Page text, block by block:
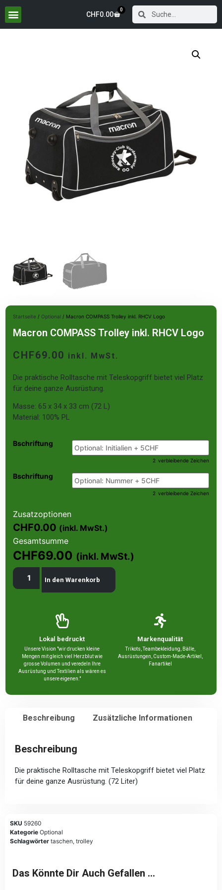
CHF0.00
0
Startseite / Optional / Macron COMPASS Trolley inkl. RHCV Logo
Macron COMPASS Trolley inkl. RHCV Logo
CHF69.00 inkl. MwSt.
Die praktische Rolltasche mit Teleskopgriff bietet viel Platz
für deine ganze Ausrüstung.
Masse: 65 x 34 x 33 cm (72 L)
Material: 100% PL
Bschriftung
2 verbleibende Zeichen
Bschriftung
2 verbleibende Zeichen
Zusatzoptionen
CHF0.00 (inkl. MwSt.)
Gesamtsumme
CHF69.00 (inkl. MwSt.)
In den Warenkorb
Lokal bedruckt
Unsere Vision "wir drucken kleine
Mengen mit gleich viel Herzblut wie
grosse Volumen und veredeln Ihre
Ausrüstung und Textilien als wären es
unsere eigenen."
Markenqualität
Trikots, Teambekleidung, Bälle,
Ausrüstungen, Custom-Made-Artikel,
Fanartikel
Beschreibung Zusätzliche Informationen
Beschreibung
Die praktische Rolltasche mit Teleskopgriff bietet viel Platz
für deine ganze Ausrüstung. (72 Liter)
SKU 59260
Kategorie Optional
Schlagwörter taschen, trolley
Das Könnte Dir Auch Gefallen …